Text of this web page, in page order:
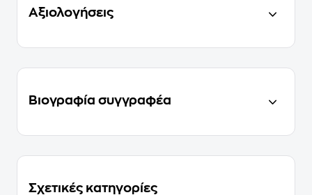
Αξιολογήσεις
Βιογραφία συγγραφέα
Σχετικές κατηγορίες